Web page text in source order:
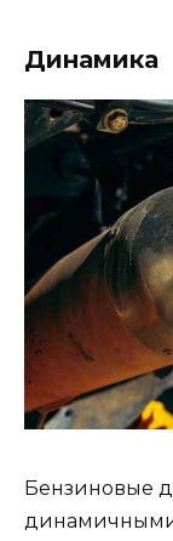
Динамика
Бензиновые
динамичными